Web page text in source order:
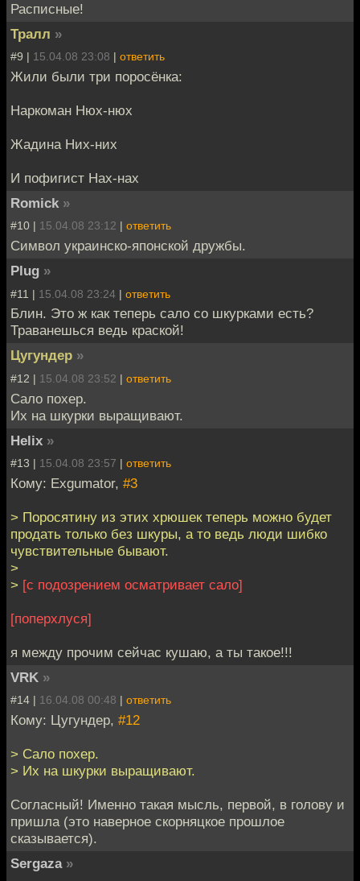
Расписные!
Тралл »
#9 | 15.04.08 23:08 | ответить
Жили были три поросёнка:
Наркоман Нюх-нюх
Жадина Них-них
И пофигист Нах-нах
Romick »
#10 | 15.04.08 23:12 | ответить
Символ украинско-японской дружбы.
Plug »
#11 | 15.04.08 23:24 | ответить
Блин. Это ж как теперь сало со шкурками есть?
Траванешься ведь краской!
Цугундер »
#12 | 15.04.08 23:52 | ответить
Сало похер.
Их на шкурки выращивают.
Helix »
#13 | 15.04.08 23:57 | ответить
Кому: Exgumator, #3
> Поросятину из этих хрюшек теперь можно будет
продать только без шкуры, а то ведь люди шибко
чувствительные бывают.
>
> [с подозрением осматривает сало]
[поперхлуся]
я между прочим сейчас кушаю, а ты такое!!!
VRK »
#14 | 16.04.08 00:48 | ответить
Кому: Цугундер, #12
> Сало похер.
> Их на шкурки выращивают.
Согласный! Именно такая мысль, первой, в голову и
пришла (это наверное скорняцкое прошлое
сказывается).
Sergaza »